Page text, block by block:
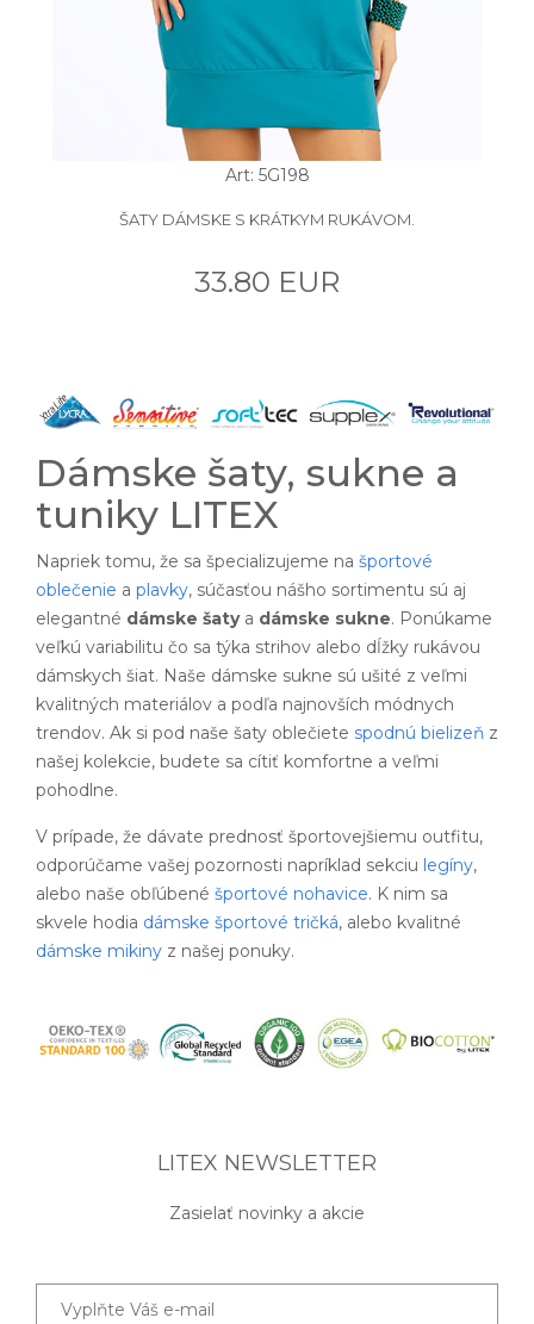
Art: 5G198
ŠATY DÁMSKE S KRÁTKYM RUKÁVOM.
33.80 EUR
Dámske šaty, sukne a
tuniky LITEX
Napriek tomu, že sa špecializujeme na športové
oblečenie a plavky, súčasťou nášho sortimentu sú aj
elegantné dámske šatya dámske sukne. Ponúkame
veľkú variabilitu čo sa týka strihov alebo dĺžky rukávou
dámskych šiat. Naše dámske sukne sú ušité z veľmi
kvalitných materiálov a podľa najnovších módnych
trendov. Ak si pod naše šaty oblečiete spodnú bielizeň z
našej kolekcie, budete sa cítiť komfortne a veľmi
pohodlne.
V prípade, že dávate prednosť športovejšiemu outfitu,
odporúčame vašej pozornosti napríklad sekciu legíny,
alebo naše obľúbené športové nohavice. K nim sa
skvele hodia dámske športové tričká, alebo kvalitné
dámske mikiny z našej ponuky.
LITEX NEWSLETTER
Zasielať novinky a akcie